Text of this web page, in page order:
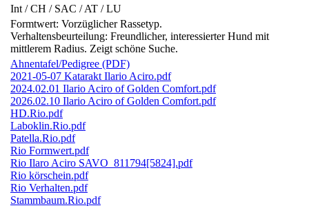
Int / CH / SAC / AT / LU
Formtwert: Vorzüglicher Rassetyp.
Verhaltensbeurteilung: Freundlicher, interessierter Hund mit
mittlerem Radius. Zeigt schöne Suche.
Ahnentafel/Pedigree (PDF)
2021-05-07 Katarakt Ilario Aciro.pdf
2024.02.01 Ilario Aciro of Golden Comfort.pdf
2026.02.10 Ilario Aciro of Golden Comfort.pdf
HD.Rio.pdf
Laboklin.Rio.pdf
Patella.Rio.pdf
Rio Formwert.pdf
Rio Ilaro Aciro SAVO_811794[5824].pdf
Rio körschein.pdf
Rio Verhalten.pdf
Stammbaum.Rio.pdf